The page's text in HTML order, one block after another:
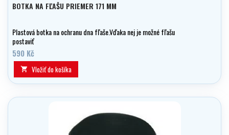
BOTKA NA FĽAŠU PRIEMER 171 MM
Plastová botka na ochranu dna fľaše.Vďaka nej je možné fľašu
postaviť
590 Kč
 Vložiť do košíka